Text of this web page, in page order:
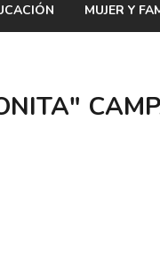
MUJER Y